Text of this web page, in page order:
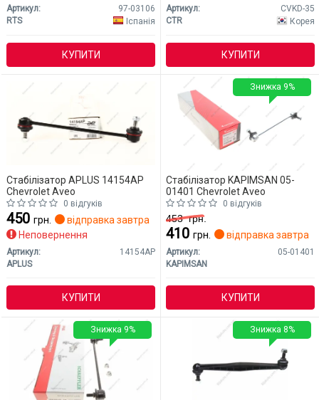
Артикул:
97-03106
RTS
Іспанія
КУПИТИ
Артикул:
CVKD-35
CTR
Корея
КУПИТИ
Стабілізатор APLUS 14154AP
Chevrolet Aveo
0 відгуків
450 грн.
відправка завтра
Неповернення
Артикул:
14154AP
APLUS
КУПИТИ
Стабілізатор KAPIMSAN 05-
01401 Chevrolet Aveo
0 відгуків
453грн.
410 грн. відправка завтра
Артикул:
05-01401
KAPIMSAN
КУПИТИ
Знижка 9%
Знижка 9% Знижка 8%